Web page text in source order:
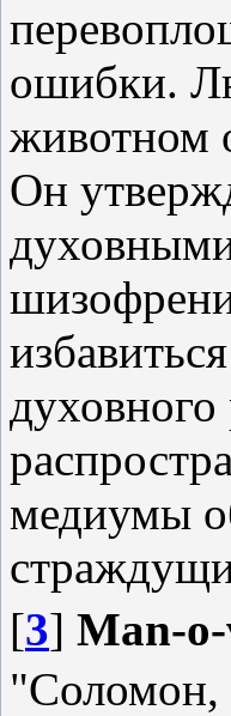
ошибки.
животном
Он
медиумы
[3] Man-
"Соломон,